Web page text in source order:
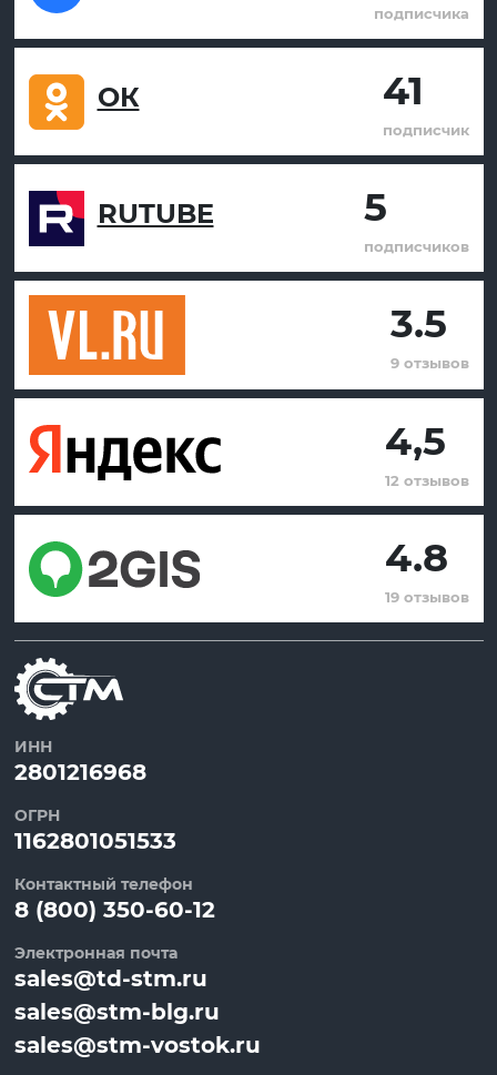
подписчика
ОК 41
подписчик
RUTUBE 5
подписчиков
3.5
9 отзывов
4,5
12 отзывов
4.8
19 отзывов
ИНН
2801216968
ОГРН
1162801051533
Контактный телефон
8 (800) 350-60-12
Электронная почта
sales@td-stm.ru
sales@stm-blg.ru
sales@stm-vostok.ru